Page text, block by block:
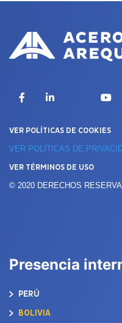
FacebookLinkedIn
VER POLÍTICAS DE COOKIES
VER POLÍTICAS DE
VER TÉRMINOS DE USO
© 2020 DERECHOS
Presencia
PERÚ
BOLIVIA